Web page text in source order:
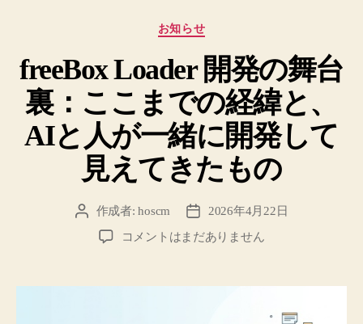
カ
ゴ
リ
ー
お知らせ
freeBox Loader 開発の舞台
裏：ここまでの経緯と、
AIと人が一緒に開発して
見えてきたもの
投
作成者:hoscm
投
稿
2026年4月22日
freeBox
発
コメントはまだありません